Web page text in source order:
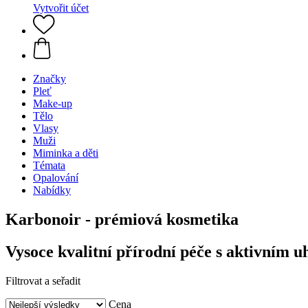
Vytvořit účet
Značky
Pleť
Make-up
Tělo
Vlasy
Muži
Miminka a děti
Témata
Opalování
Nabídky
Karbonoir - prémiová kosmetika
Vysoce kvalitní přírodní péče s aktivním
Filtrovat a seřadit
Cena